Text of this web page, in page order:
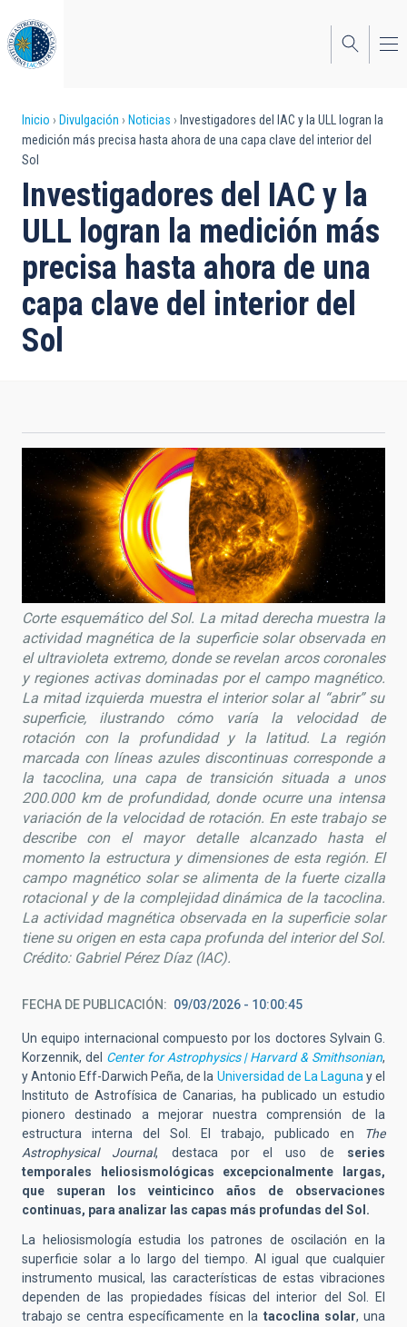
al
contenido
principal
Sobrescribir
enlaces
de
ayuda
a
la
navegación
Inicio Divulgación Noticias
Investigadores del IAC y la ULL logran la
medición más precisa hasta ahora de una capa clave del interior del
Sol
Investigadores del IAC y la
ULL logran la medición más
precisa hasta ahora de una
capa clave del interior del
Sol
Corte esquemático del Sol. La mitad derecha muestra la
actividad magnética de la superficie solar observada en
el ultravioleta extremo, donde se revelan arcos coronales
y regiones activas dominadas por el campo magnético.
La mitad izquierda muestra el interior solar al “abrir” su
superficie, ilustrando cómo varía la velocidad de
rotación con la profundidad y la latitud. La región
marcada con líneas azules discontinuas corresponde a
la tacoclina, una capa de transición situada a unos
200.000 km de profundidad, donde ocurre una intensa
variación de la velocidad de rotación. En este trabajo se
describe con el mayor detalle alcanzado hasta el
momento la estructura y dimensiones de esta región. El
campo magnético solar se alimenta de la fuerte cizalla
rotacional y de la complejidad dinámica de la tacoclina.
La actividad magnética observada en la superficie solar
tiene su origen en esta capa profunda del interior del Sol.
Crédito: Gabriel Pérez Díaz (IAC).
FECHA DE PUBLICACIÓN 09/03/2026 - 10:00:45
Un equipo internacional compuesto por los doctores Sylvain G.
Korzennik, del Center for Astrophysics | Harvard & Smithsonian,
y Antonio Eff-Darwich Peña, de la Universidad de La Laguna y el
Instituto de Astrofísica de Canarias, ha publicado un estudio
pionero destinado a mejorar nuestra comprensión de la
estructura interna del Sol. El trabajo, publicado en
The
Astrophysical Journal, destaca por el uso de series
temporales heliosismológicas excepcionalmente largas,
que superan los veinticinco años de observaciones
continuas, para analizar las capas más profundas del Sol.
La heliosismología estudia los patrones de oscilación en la
superficie solar a lo largo del tiempo. Al igual que cualquier
instrumento musical, las características de estas vibraciones
dependen de las propiedades físicas del interior del Sol.
El
trabajo se centra específicamente en la tacoclina solar, una